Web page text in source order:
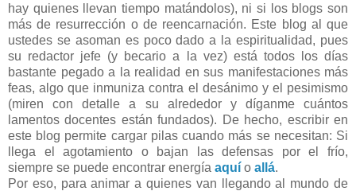
hay quienes llevan tiempo matándolos), ni si los blogs son
más de resurrección o de reencarnación. Este blog al que
ustedes se asoman es poco dado a la espiritualidad, pues
su redactor jefe (y becario a la vez) está todos los días
bastante pegado a la realidad en sus manifestaciones más
feas, algo que inmuniza contra el desánimo y el pesimismo
(miren con detalle a su alrededor y díganme cuántos
lamentos docentes están fundados). De hecho, escribir en
este blog permite cargar pilas cuando más se necesitan: Si
llega el agotamiento o bajan las defensas por el frío,
siempre se puede encontrar energía aquí o allá.
Por eso, para animar a quienes van llegando al mundo de